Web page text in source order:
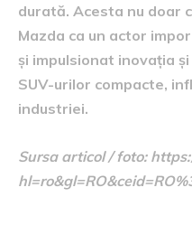
durată. Acesta nu doar
Mazda ca un actor
și impulsionat inovația
SUV-urilor compacte,
industriei.
Sursa articol / foto: